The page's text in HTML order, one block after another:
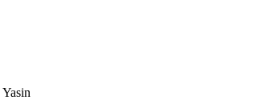
Yasin